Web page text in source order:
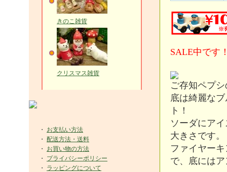
きのこ雑貨
クリスマス雑貨
・ お支払い方法
・ 配送方法・送料
・ お買い物の方法
・ プライバシーポリシー
・ ラッピングについて
SALE中です
ご存知ペプ
底は綺麗な
ト！
ソーダにア
大きさです。
ファイヤー
で、底には